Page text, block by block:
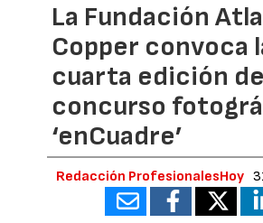
La Fundación
Copper convoca
cuarta edición
concurso
‘enCuadre’
Redacción ProfesionalesHoy